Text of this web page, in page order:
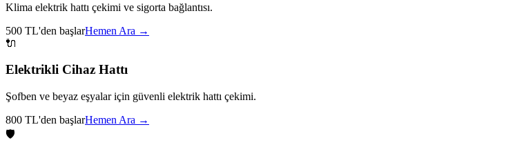
Klima elektrik hattı çekimi ve sigorta bağlantısı.
500 TL'den başlarHemen Ara →
🔌
Elektrikli Cihaz Hattı
Şofben ve beyaz eşyalar için güvenli elektrik hattı çekimi.
800 TL'den başlarHemen Ara →
🛡️